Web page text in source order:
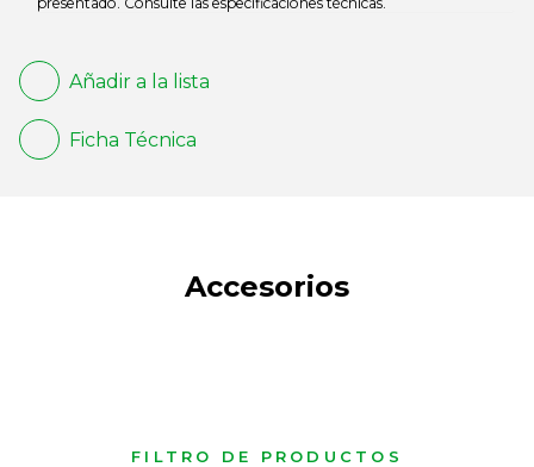
Añadir a la lista
Ficha Técnica
Accesorios
FILTRO DE PRODUCTOS